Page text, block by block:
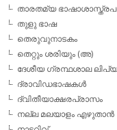
താരതമ്യ
തുളു ഭാഷ
തെരുവുനാടകം
തെറ്റും ശരിയും (അ)
ദേശീയ ഗ്രന്ഥശാല
ദ്രാവിഡഭാഷകള്‍
ദ്വിതീയാക്ഷരപ്രാസം
നല്ല മലയാളം എഴുതാന്‍